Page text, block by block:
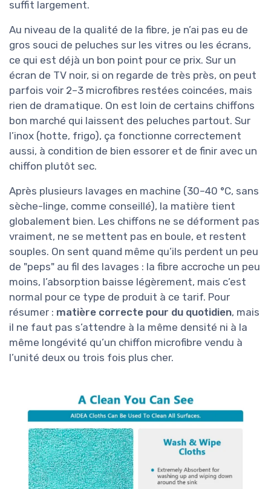
suffit largement.
Au niveau de la qualité de la fibre, je n’ai pas eu de
gros souci de peluches sur les vitres ou les écrans,
ce qui est déjà un bon point pour ce prix. Sur un
écran de TV noir, si on regarde de très près, on peut
parfois voir 2–3 microfibres restées coincées, mais
rien de dramatique. On est loin de certains chiffons
bon marché qui laissent des peluches partout. Sur
l’inox (hotte, frigo), ça fonctionne correctement
aussi, à condition de bien essorer et de finir avec un
chiffon plutôt sec.
Après plusieurs lavages en machine (30–40 °C, sans
sèche-linge, comme conseillé), la matière tient
globalement bien. Les chiffons ne se déforment pas
vraiment, ne se mettent pas en boule, et restent
souples. On sent quand même qu’ils perdent un peu
de "peps" au fil des lavages : la fibre accroche un peu
moins, l’absorption baisse légèrement, mais c’est
normal pour ce type de produit à ce tarif. Pour
résumer : matière correcte pour du quotidien, mais
il ne faut pas s’attendre à la même densité ni à la
même longévité qu’un chiffon microfibre vendu à
l’unité deux ou trois fois plus cher.